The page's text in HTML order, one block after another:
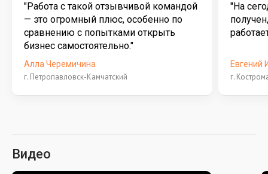
"Работа с такой отзывчивой командой
— это огромный плюс, особенно по
сравнению с попытками открыть
бизнес самостоятельно."
Алла Черемичина
г. Петропавловск-Камчатский
"На
Евгений
г.
Видео